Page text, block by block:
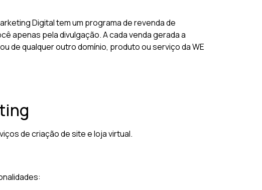
Digital tem um programa de revenda de
apenas pela divulgação. A cada venda gerada a
de qualquer outro domínio, produto ou serviço da WE
de criação de site e loja virtual.